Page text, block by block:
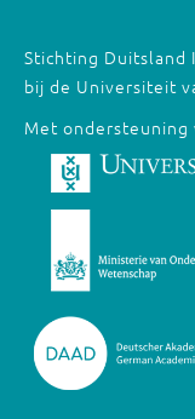
Stichting Duitsland
bij de Universiteit
Met ondersteuning